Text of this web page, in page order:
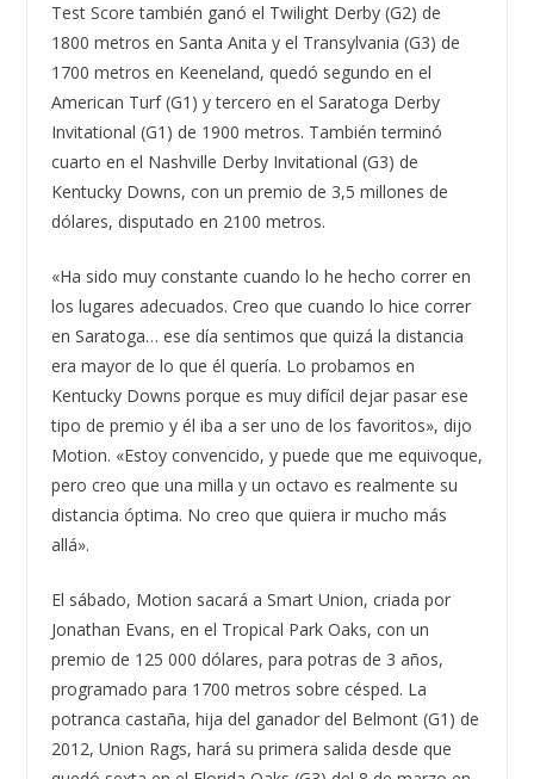
Test Score también ganó el Twilight Derby (G2) de
1800 metros en Santa Anita y el Transylvania (G3) de
1700 metros en Keeneland, quedó segundo en el
American Turf (G1) y tercero en el Saratoga Derby
Invitational (G1) de 1900 metros. También terminó
cuarto en el Nashville Derby Invitational (G3) de
Kentucky Downs, con un premio de 3,5 millones de
dólares, disputado en 2100 metros.
«Ha sido muy constante cuando lo he hecho correr en
los lugares adecuados. Creo que cuando lo hice correr
en Saratoga… ese día sentimos que quizá la distancia
era mayor de lo que él quería. Lo probamos en
Kentucky Downs porque es muy difícil dejar pasar ese
tipo de premio y él iba a ser uno de los favoritos», dijo
Motion. «Estoy convencido, y puede que me equivoque,
pero creo que una milla y un octavo es realmente su
distancia óptima. No creo que quiera ir mucho más
allá».
El sábado, Motion sacará a Smart Union, criada por
Jonathan Evans, en el Tropical Park Oaks, con un
premio de 125 000 dólares, para potras de 3 años,
programado para 1700 metros sobre césped. La
potranca castaña, hija del ganador del Belmont (G1) de
2012, Union Rags, hará su primera salida desde que